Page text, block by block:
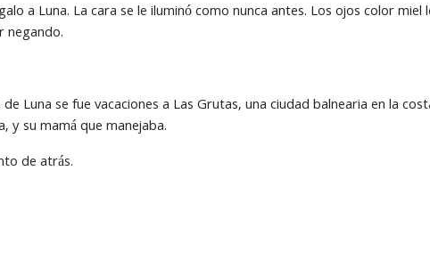
a Luna. La cara se le iluminó como nunca antes. Los ojos color
negando.
Luna se fue vacaciones a Las Grutas, una ciudad balnearia en la
y su mamá que manejaba.
de atrás.